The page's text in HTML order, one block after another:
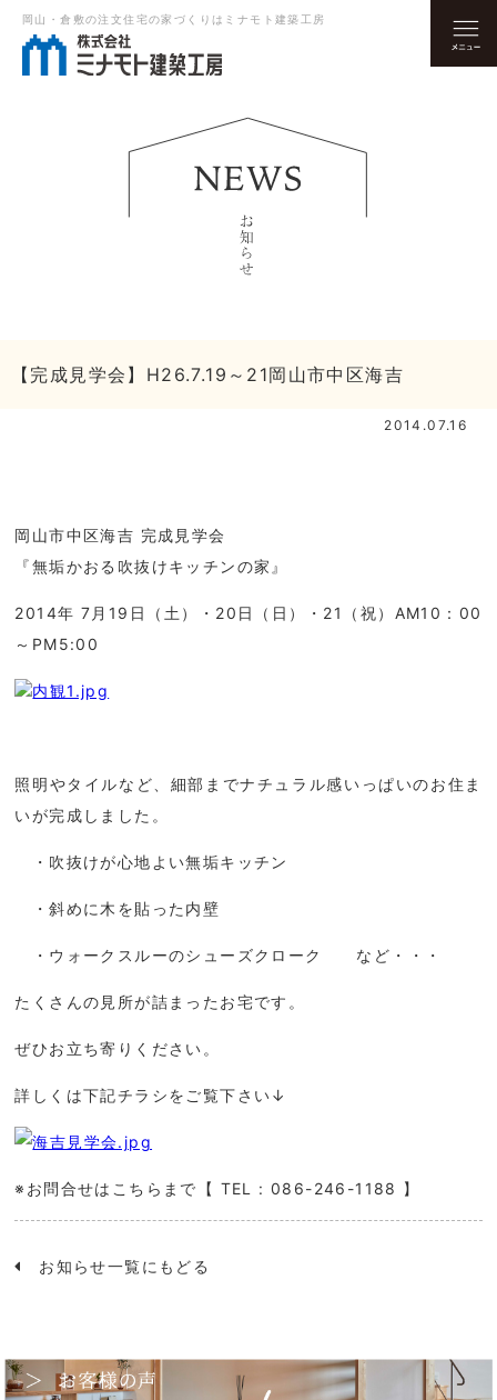
岡山・倉敷の注文住宅の家づくりはミナモト建築工房
【完成見学会】H26.7.19～21岡山市中区海吉
2014.07.16
岡山市中区海吉 完成見学会
『無垢かおる 吹抜けキッチンの家 』
2014年 7月19日（土）・20日（日）・21（祝） AM10：00
～PM5:00
照明やタイルなど、細部までナチュラル感いっぱいのお住ま
いが完成しました。
・吹抜けが心地よい無垢キッチン
・斜めに木を貼った内壁
・ウォークスルーのシューズクローク など・・・
たくさんの見所が詰まったお宅です。
ぜひお立ち寄りください。
詳しくは下記チラシをご覧下さい↓
※お問合せはこちらまで【 TEL : 086-246-1188 】
お知らせ一覧にもどる